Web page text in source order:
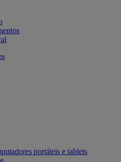
portáteis e tablets